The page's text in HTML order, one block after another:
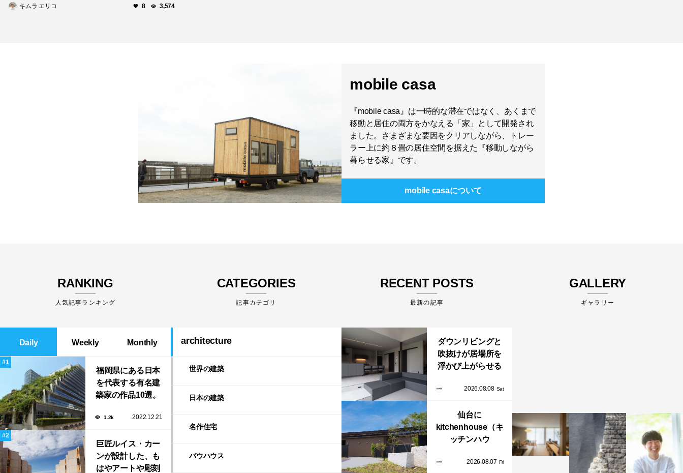
キムラ エリコ 8 3,574
mobile casa
『mobile casa』は一時的な滞在ではなく、あくまで
移動と居住の両方をかなえる「家」として開発され
ました。さまざまな要因をクリアしながら、トレー
ラー上に約８畳の居住空間を据えた『移動しながら
暮らせる家』です。
mobile casaについて
RANKING
人気記事ランキング
Daily Weekly Monthly
福岡県にある日本
を代表する有名建
築家の作品10選。
タバから磯崎新に
1.2k 2022.12.21
巨匠ルイス・カー
ンが設計した、も
はやアートや彫刻
CATEGORIES
architecture
世界の建築
日本の建築
名作住宅
バウハウス
RECENT POSTS
最新の記事
ダウンリビングと
吹抜けが居場所を
浮かび上がらせる
上がる住まい」の
2026.08.08 Sat
仙台に
kitchenhouse（キ
ッチンハウ
（グラフテクト）
2026.08.07 Fri
GALLERY
ギャラリー